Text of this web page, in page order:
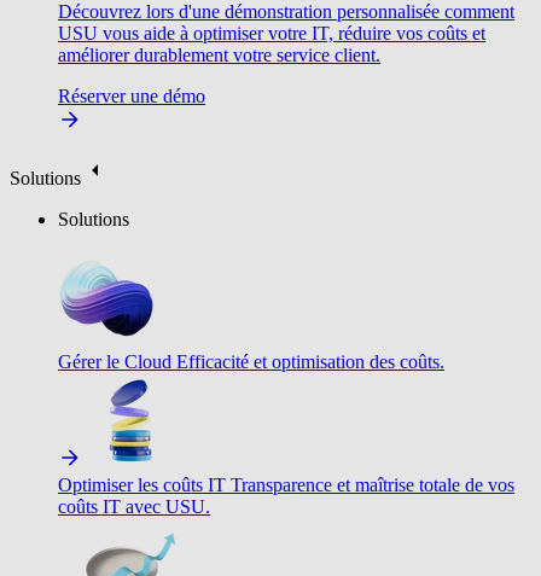
Découvrez lors d'une démonstration personnalisée comment
USU vous aide à optimiser votre IT, réduire vos coûts et
améliorer durablement votre service client.
Réserver une démo
Solutions
Solutions
Gérer le Cloud Efficacité et optimisation des coûts.
Optimiser les coûts IT Transparence et maîtrise totale de vos
coûts IT avec USU.